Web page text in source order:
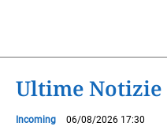
Ultime Notizie
Incoming 06/08/2026 17:30